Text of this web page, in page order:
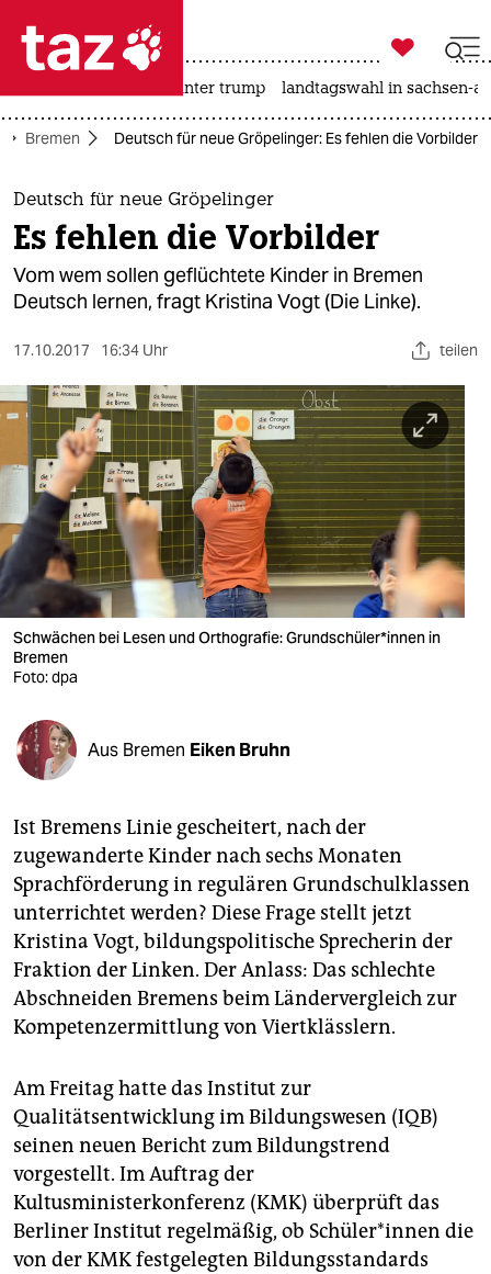
 taz zahl ich
taz zahl ich
themen
politik
öko
gesellschaft
kultur
sport
berlin
nord
wahrheit
verlag
verlag
veranstaltungen
shop
unterstützen
abo
genossenschaft
epaper login

taz zahl ich
usa unter trump landtagswahl in sachsen-
Bremen Deutsch für neue Gröpelinger: Es fehlen die Vorbilder
Deutsch für neue Gröpelinger
Es fehlen die Vorbilder
Vom wem sollen geflüchtete Kinder in Bremen
Deutsch lernen, fragt Kristina Vogt (Die Linke).
17.10.2017 16:34 Uhr teilen
Schwächen bei Lesen und Orthografie: Grundschüler*innen in
Bremen
Foto: dpa
Aus Bremen Eiken Bruhn
Ist Bremens Linie gescheitert, nach der
zugewanderte Kinder nach sechs Monaten
Sprachförderung in regulären Grundschulklassen
unterrichtet werden? Diese Frage stellt jetzt
Kristina Vogt, bildungspolitische Sprecherin der
Fraktion der Linken. Der Anlass: Das schlechte
Abschneiden Bremens beim Ländervergleich zur
Kompetenzermittlung von Viertklässlern.
Am Freitag hatte das Institut zur
Qualitätsentwicklung im Bildungswesen (IQB)
seinen neuen Bericht zum Bildungstrend
vorgestellt. Im Auftrag der
Kultusministerkonferenz (KMK) überprüft das
Berliner Institut regelmäßig, ob Schüler*innen die
von der KMK festgelegten Bildungsstandards